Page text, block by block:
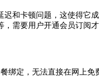
和卡顿问题，这使得它
需要用户开通会员订阅
绑定，无法直接在网上